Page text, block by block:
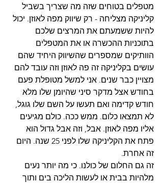
מטפלים בטוחים שזה מה שצריך בשביל
קליניקה מצליחה - רק שיווק מפה לאוזן. יכול
להיות ששמעתם את המרצים שלכם
בתוכניות ההכשרה או את המטפלים
הוותיקים שמספרים שהשיווק היחיד שהם
עושים בקליניקה זה פה לאוזן וזה עובד להם
מצויין כבר שנים. אני למשל מטופלת פעם
בחודש אצל מדקר סיני שהיומן שלו מלא
חודש קדימה ואם תעשו על השם שלו גוגל,
לא תמצאו כלום. ממש ככה. כולם מגיעים
אליו מפה לאוזן. אבל, וזה אבל גדול הוא
פתח את הקליניקה שלו לפני 25 שנה. היום
זה אחרת.
זה גם החלום של כולנו. כי מה יותר נעים
מלהיות בבית או לעשות הליכה בים ותוך